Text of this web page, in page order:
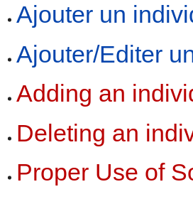
Ajouter un
Ajouter/Editer
Adding an
Deleting an
Proper Use of